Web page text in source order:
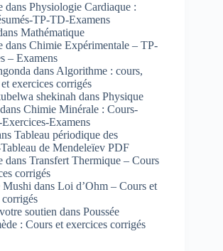
dans Physiologie Cardiaque :
TP-TD-Examens
Mathématique
dans Chimie Expérimentale – TP-
– Examens
dans Algorithme : cours,
exercices corrigés
shekinah dans Physique
dans Chimie Minérale : Cours-
Exercices-Examens
Tableau périodique des
de Mendeleïev PDF
dans Transfert Thermique – Cours
corrigés
Mushi dans Loi d’Ohm – Cours et
soutien dans Poussée
: Cours et exercices corrigés